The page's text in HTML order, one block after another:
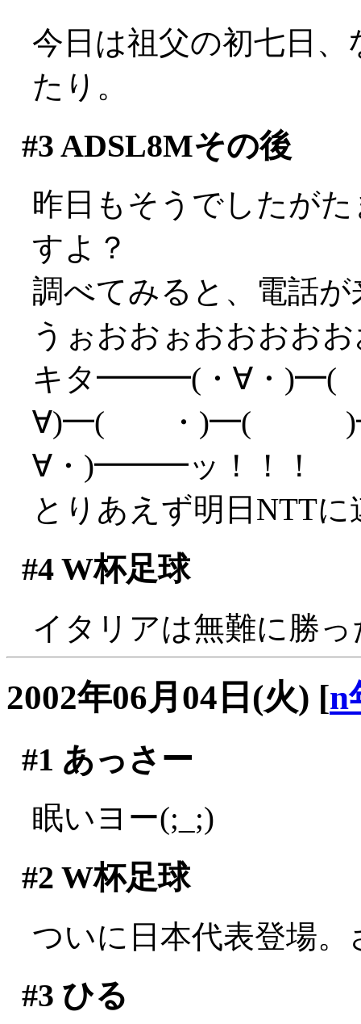
今日は祖父の初七日
たり。
#3 ADSL8Mその後
昨日もそうでしたが
すよ？
調べてみると、電話
うぉおおぉおおおお
キタ━━━(・∀・)━(
∀)━( ・)━(
∀・)━━━ッ！！！
とりあえず明日NTT
#4W杯足球
イタリアは無難に勝
2002年06月04日(火) [n
#1 あっさー
眠いヨー(;_;)
#2 W杯足球
ついに日本代表登場
#3 ひる